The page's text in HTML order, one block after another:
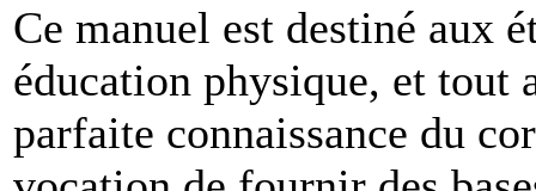
Ce manuel est destiné aux
éducation physique, et tout
parfaite connaissance du